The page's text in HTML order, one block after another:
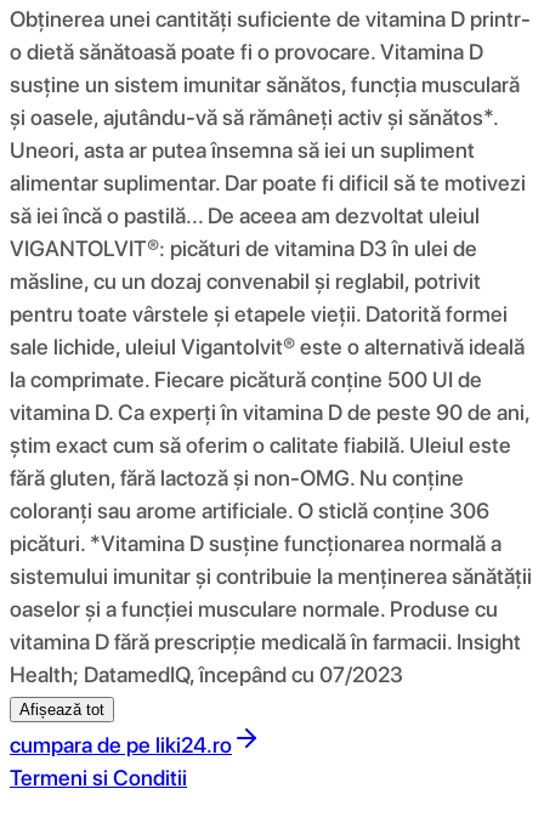
Obținerea unei cantități suficiente de vitamina D printr-
o dietă sănătoasă poate fi o provocare. Vitamina D
susține un sistem imunitar sănătos, funcția musculară
și oasele, ajutându-vă să rămâneți activ și sănătos*.
Uneori, asta ar putea însemna să iei un supliment
alimentar suplimentar. Dar poate fi dificil să te motivezi
să iei încă o pastilă... De aceea am dezvoltat uleiul
VIGANTOLVIT®: picături de vitamina D3 în ulei de
măsline, cu un dozaj convenabil și reglabil, potrivit
pentru toate vârstele și etapele vieții. Datorită formei
sale lichide, uleiul Vigantolvit® este o alternativă ideală
la comprimate. Fiecare picătură conține 500 UI de
vitamina D. Ca experți în vitamina D de peste 90 de ani,
știm exact cum să oferim o calitate fiabilă. Uleiul este
fără gluten, fără lactoză și non-OMG. Nu conține
coloranți sau arome artificiale. O sticlă conține 306
picături. *Vitamina D susține funcționarea normală a
sistemului imunitar și contribuie la menținerea sănătății
oaselor și a funcției musculare normale. Produse cu
vitamina D fără prescripție medicală în farmacii. Insight
Health; DatamedIQ, începând cu 07/2023
Afișează tot
cumpara de pe liki24.ro
Termeni si Conditii